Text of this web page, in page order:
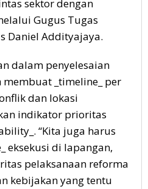
sektor dengan
Gugus Tugas
Daniel Addityajaya.
dalam penyelesaian
_timeline_ per
dan lokasi
indikator prioritas
“Kita juga harus
eksekusi di lapangan,
pelaksanaan reforma
kebijakan yang tentu